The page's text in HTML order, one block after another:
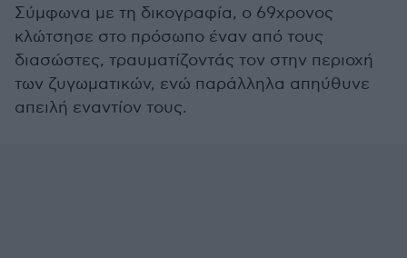
Σύμφωνα με τη δικογραφία, ο 69χρονος
κλώτσησε στο πρόσωπο έναν από τους
διασώστες, τραυματίζοντάς τον στην περιοχή
των ζυγωματικών, ενώ παράλληλα απηύθυνε
απειλή εναντίον τους.